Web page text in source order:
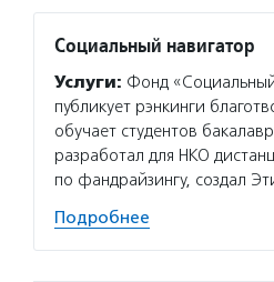
Социальный навигатор
Услуги: Фонд
публикует рэнкинги
обучает студентов
разработал для НКО
по фандрайзингу, создал
Подробнее